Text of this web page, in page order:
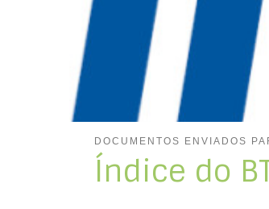
DOCUMENTOS ENVIADOS
Índice do